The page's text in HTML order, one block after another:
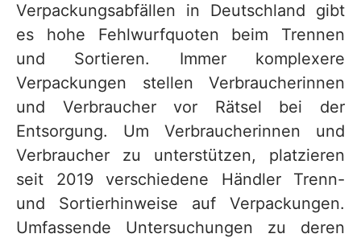
Verpackungsabfällen in Deutschland gibt
es hohe Fehlwurfquoten beim Trennen
und Sortieren. Immer komplexere
Verpackungen stellen Verbraucherinnen
und Verbraucher vor Rätsel bei der
Entsorgung. Um Verbraucherinnen und
Verbraucher zu unterstützen, platzieren
seit 2019 verschiedene Händler Trenn-
und Sortierhinweise auf Verpackungen.
Umfassende Untersuchungen zu deren